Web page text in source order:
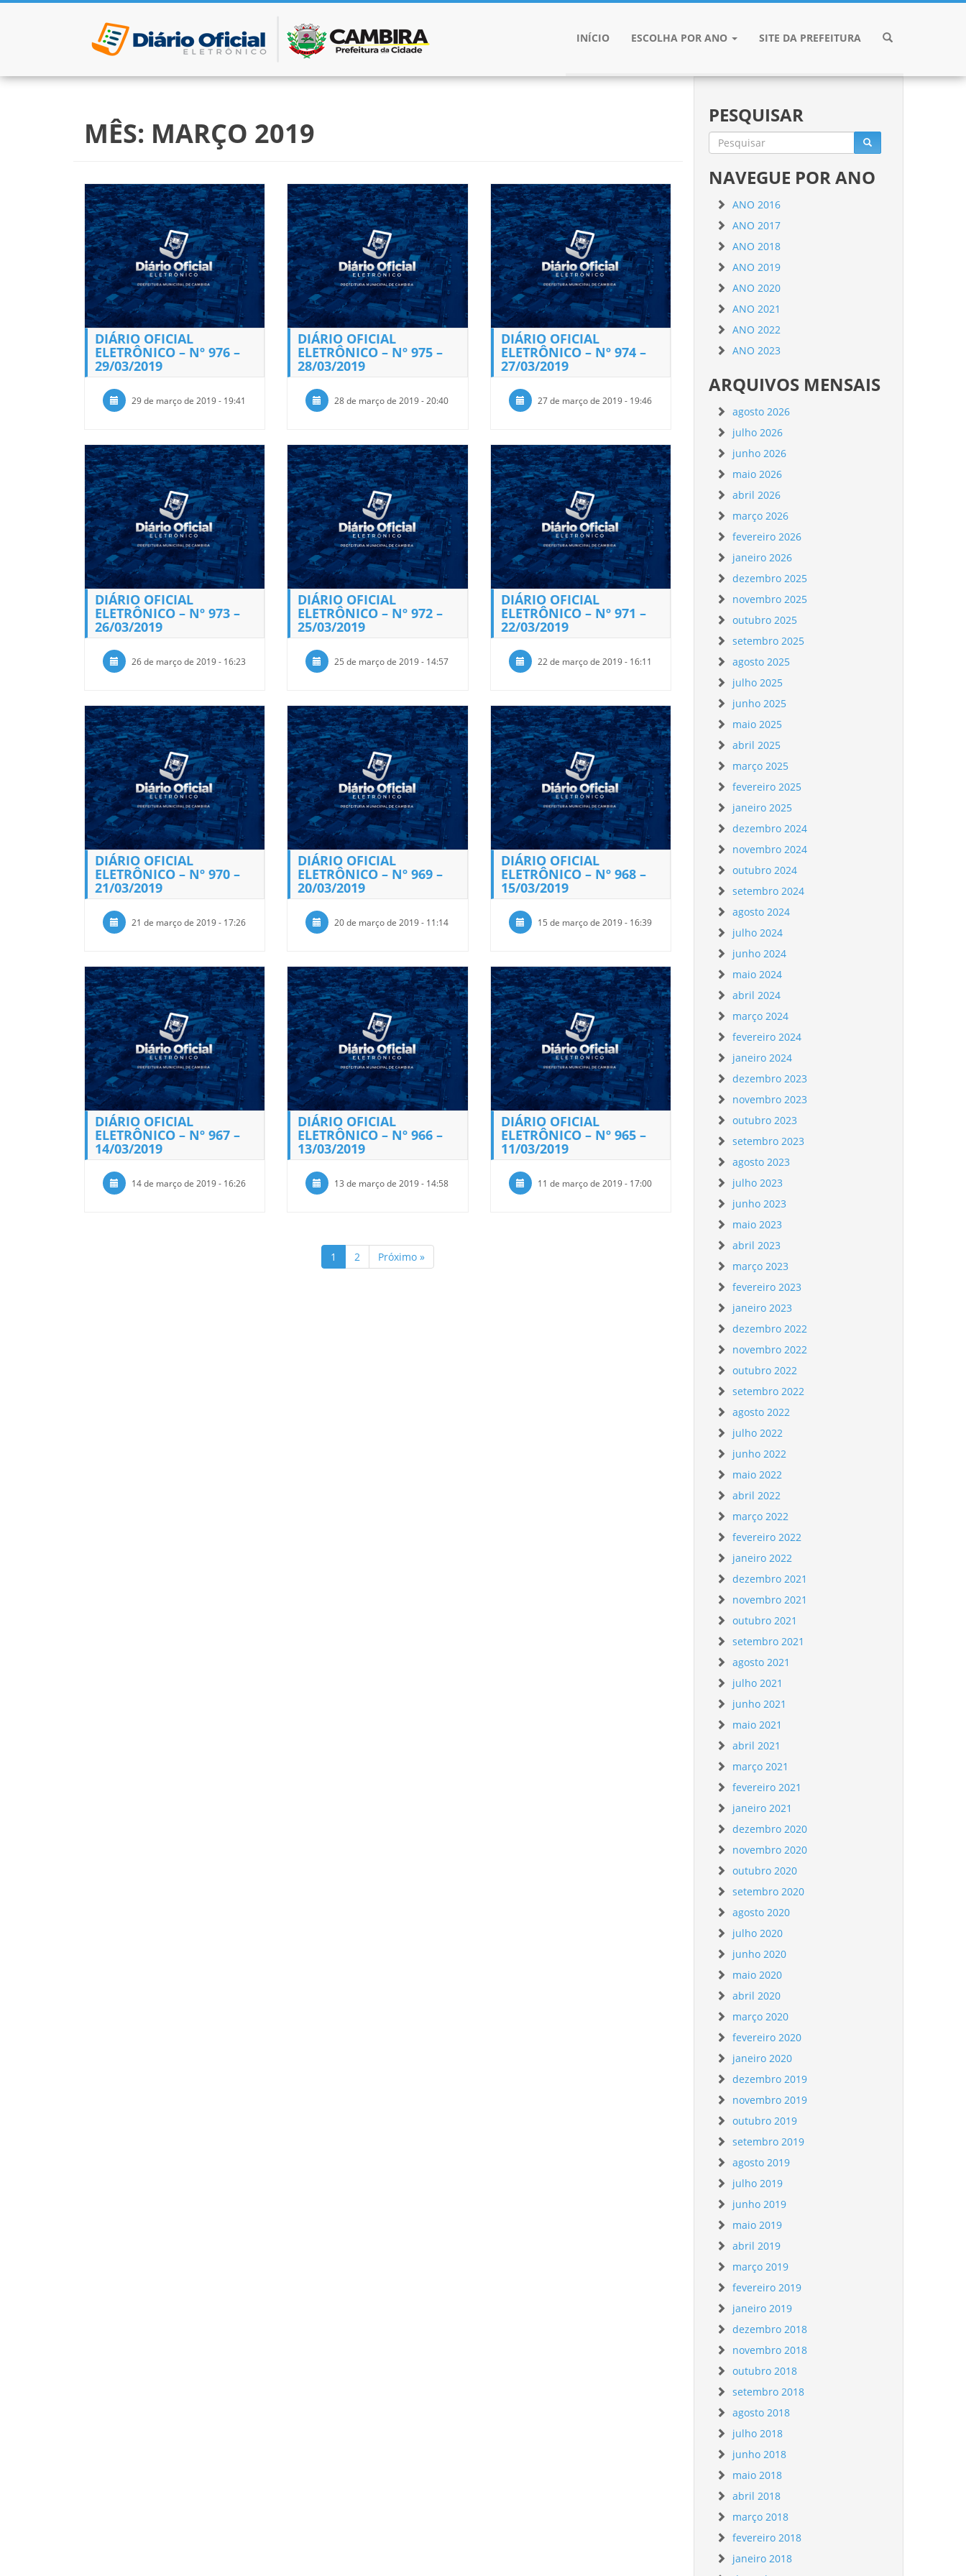
INÍCIO ESCOLHA POR ANO SITE DA PREFEITURA
MÊS: MARÇO 2019
DIÁRIO OFICIAL
ELETRÔNICO – Nº 976 –
29/03/2019
29 de março de 2019 - 19:41
DIÁRIO OFICIAL
ELETRÔNICO – Nº 975 –
28/03/2019
28 de março de 2019 - 20:40
DIÁRIO OFICIAL
ELETRÔNICO – Nº 974 –
27/03/2019
27 de março de 2019 - 19:46
DIÁRIO OFICIAL
ELETRÔNICO – Nº 973 –
26/03/2019
26 de março de 2019 - 16:23
DIÁRIO OFICIAL
ELETRÔNICO – Nº 972 –
25/03/2019
25 de março de 2019 - 14:57
DIÁRIO OFICIAL
ELETRÔNICO – Nº 971 –
22/03/2019
22 de março de 2019 - 16:11
DIÁRIO OFICIAL
ELETRÔNICO – Nº 970 –
21/03/2019
21 de março de 2019 - 17:26
DIÁRIO OFICIAL
ELETRÔNICO – Nº 969 –
20/03/2019
20 de março de 2019 - 11:14
DIÁRIO OFICIAL
ELETRÔNICO – Nº 968 –
15/03/2019
15 de março de 2019 - 16:39
DIÁRIO OFICIAL
ELETRÔNICO – Nº 967 –
14/03/2019
14 de março de 2019 - 16:26
DIÁRIO OFICIAL
ELETRÔNICO – Nº 966 –
13/03/2019
13 de março de 2019 - 14:58
DIÁRIO OFICIAL
ELETRÔNICO – Nº 965 –
11/03/2019
11 de março de 2019 - 17:00
1 2 Próximo »
PESQUISAR
NAVEGUE POR ANO
ANO 2016
ANO 2017
ANO 2018
ANO 2019
ANO 2020
ANO 2021
ANO 2022
ANO 2023
ARQUIVOS MENSAIS
agosto 2026
julho 2026
junho 2026
maio 2026
abril 2026
março 2026
fevereiro 2026
janeiro 2026
dezembro 2025
novembro 2025
outubro 2025
setembro 2025
agosto 2025
julho 2025
junho 2025
maio 2025
abril 2025
março 2025
fevereiro 2025
janeiro 2025
dezembro 2024
novembro 2024
outubro 2024
setembro 2024
agosto 2024
julho 2024
junho 2024
maio 2024
abril 2024
março 2024
fevereiro 2024
janeiro 2024
dezembro 2023
novembro 2023
outubro 2023
setembro 2023
agosto 2023
julho 2023
junho 2023
maio 2023
abril 2023
março 2023
fevereiro 2023
janeiro 2023
dezembro 2022
novembro 2022
outubro 2022
setembro 2022
agosto 2022
julho 2022
junho 2022
maio 2022
abril 2022
março 2022
fevereiro 2022
janeiro 2022
dezembro 2021
novembro 2021
outubro 2021
setembro 2021
agosto 2021
julho 2021
junho 2021
maio 2021
abril 2021
março 2021
fevereiro 2021
janeiro 2021
dezembro 2020
novembro 2020
outubro 2020
setembro 2020
agosto 2020
julho 2020
junho 2020
maio 2020
abril 2020
março 2020
fevereiro 2020
janeiro 2020
dezembro 2019
novembro 2019
outubro 2019
setembro 2019
agosto 2019
julho 2019
junho 2019
maio 2019
abril 2019
março 2019
fevereiro 2019
janeiro 2019
dezembro 2018
novembro 2018
outubro 2018
setembro 2018
agosto 2018
julho 2018
junho 2018
maio 2018
abril 2018
março 2018
fevereiro 2018
janeiro 2018